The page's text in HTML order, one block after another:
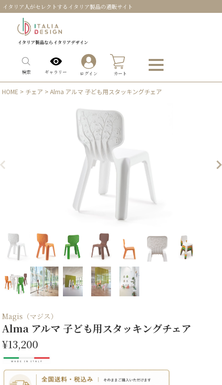
イタリア人がセレクトするイタリア製品の通販サイト
イタリア製品ならイタリアデザイン
検索 ギャラリー ログイン カート
HOME > チェア > Alma アルマ 子ども用スタッキングチェア
Magis（マジス）
Alma アルマ 子ども用スタッキングチェア
¥13,200